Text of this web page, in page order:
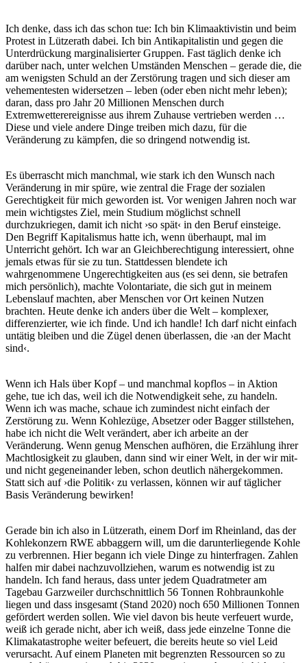
Ich denke, dass ich das schon tue: Ich bin Klimaaktivistin und beim
Protest in Lützerath dabei. Ich bin Antikapitalistin und gegen die
Unterdrückung marginalisierter Gruppen. Fast täglich denke ich
darüber nach, unter welchen Umständen Menschen – gerade die, die
am wenigsten Schuld an der Zerstörung tragen und sich dieser am
vehementesten widersetzen – leben (oder eben nicht mehr leben);
daran, dass pro Jahr 20 Millionen Menschen durch
Extremwetterereignisse aus ihrem Zuhause vertrieben werden …
Diese und viele andere Dinge treiben mich dazu, für die
Veränderung zu kämpfen, die so dringend notwendig ist.
Es überrascht mich manchmal, wie stark ich den Wunsch nach
Veränderung in mir spüre, wie zentral die Frage der sozialen
Gerechtigkeit für mich geworden ist. Vor wenigen Jahren noch war
mein wichtigstes Ziel, mein Studium möglichst schnell
durchzukriegen, damit ich nicht ›so spät‹ in den Beruf einsteige.
Den Begriff Kapitalismus hatte ich, wenn überhaupt, mal im
Unterricht gehört. Ich war an Gleichberechtigung interessiert, ohne
jemals etwas für sie zu tun. Stattdessen blendete ich
wahrgenommene Ungerechtigkeiten aus (es sei denn, sie betrafen
mich persönlich), machte Volontariate, die sich gut in meinem
Lebenslauf machten, aber Menschen vor Ort keinen Nutzen
brachten. Heute denke ich anders über die Welt – komplexer,
differenzierter, wie ich finde. Und ich handle! Ich darf nicht einfach
untätig bleiben und die Zügel denen überlassen, die ›an der Macht
sind‹.
Wenn ich Hals über Kopf – und manchmal kopflos – in Aktion
gehe, tue ich das, weil ich die Notwendigkeit sehe, zu handeln.
Wenn ich was mache, schaue ich zumindest nicht einfach der
Zerstörung zu. Wenn Kohlezüge, Absetzer oder Bagger stillstehen,
habe ich nicht die Welt verändert, aber ich arbeite an der
Veränderung. Wenn genug Menschen aufhören, die Erzählung ihrer
Machtlosigkeit zu glauben, dann sind wir einer Welt, in der wir mit-
und nicht gegeneinander leben, schon deutlich nähergekommen.
Statt sich auf ›die Politik‹ zu verlassen, können wir auf täglicher
Basis Veränderung bewirken!
Gerade bin ich also in Lützerath, einem Dorf im Rheinland, das der
Kohlekonzern RWE abbaggern will, um die darunterliegende Kohle
zu verbrennen. Hier begann ich viele Dinge zu hinterfragen. Zahlen
halfen mir dabei nachzuvollziehen, warum es notwendig ist zu
handeln. Ich fand heraus, dass unter jedem Quadratmeter am
Tagebau Garzweiler durchschnittlich 56 Tonnen Rohbraunkohle
liegen und dass insgesamt (Stand 2020) noch 650 Millionen Tonnen
gefördert werden sollen. Wie viel davon bis heute verfeuert wurde,
weiß ich gerade nicht, aber ich weiß, dass jede einzelne Tonne die
Klimakatastrophe weiter befeuert, die bereits heute so viel Leid
verursacht. Auf einem Planeten mit begrenzten Ressourcen so zu